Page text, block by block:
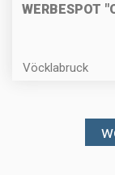
WERBESPOT
Vöcklabruck